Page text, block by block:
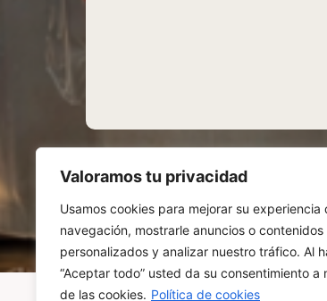
Valoramos tu privacidad
Usamos cookies para mejorar su experiencia
navegación, mostrarle anuncios o contenidos
personalizados y analizar nuestro tráfico. Al
“Aceptar todo” usted da su consentimiento a
de las cookies. Política de cookies